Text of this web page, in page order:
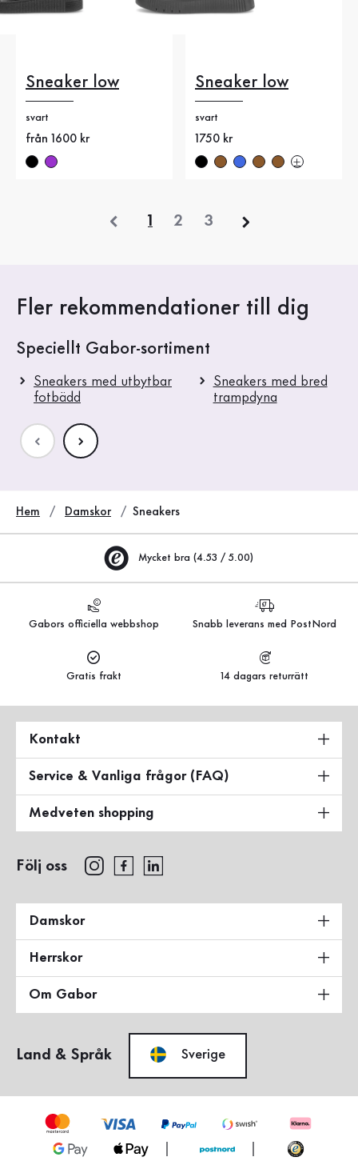
Sneaker low
svart
Nytt pris
från 1600 kr
Sneaker low
svart
Nytt pris
1750 kr
1 2 3
Fler rekommendationer till dig
Speciellt Gabor-sortiment
Sneakers med utbytbar
fotbädd
Sneakers med bred
trampdyna
Hem Damskor Sneakers
Mycket bra (4.53 / 5.00)
Gabors officiella webbshop Snabb leverans med PostNord
Gratis frakt 14 dagars returrätt
Kontakt
Service & Vanliga frågor (FAQ)
Medveten shopping
Följ oss
Damskor
Herrskor
Om Gabor
Land & Språk Sverige